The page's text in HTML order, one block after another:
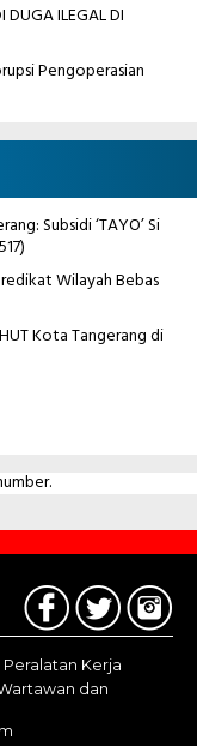
ILEGAL DI
Pengoperasian
Subsidi ‘TAYO’ Si
Wilayah Bebas
Kota Tangerang di
Peralatan Kerja
dan